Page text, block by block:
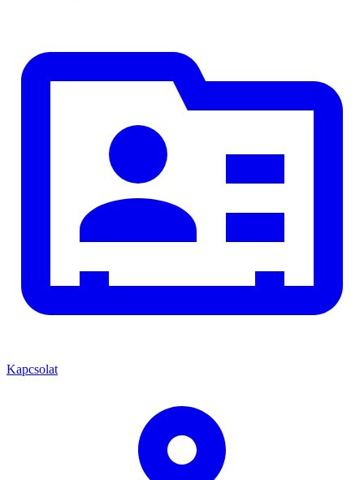
Kapcsolat